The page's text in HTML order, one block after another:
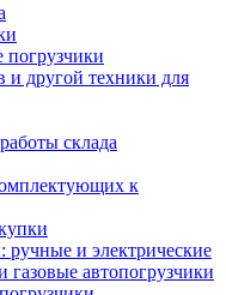
другой техники для
склада
к
ручные и электрические
автопогрузчики